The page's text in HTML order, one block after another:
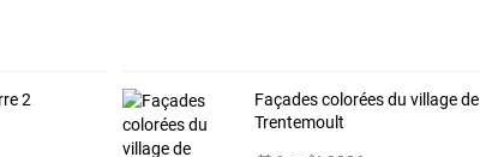
2
Façades colorées du village de
Trentemoult